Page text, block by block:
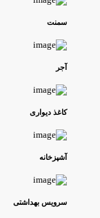
سمنت
آجر
کاغذ دیواری
آشپزخانه
سرویس بهداشتی